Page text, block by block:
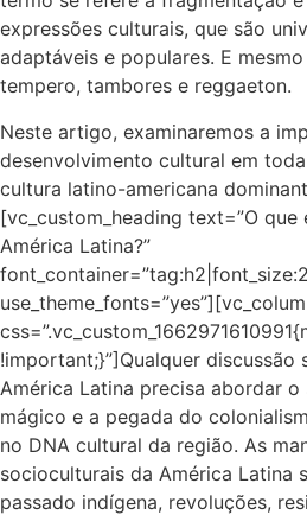
expressões culturais, que são
adaptáveis e populares. E
tempero, tambores e reggaeton.
Neste artigo, examinaremos a
desenvolvimento cultural em
cultura latino-americana
[vc_custom_heading text=”O
América Latina?”
!important;}”]Qualquer discussão
América Latina precisa abordar
mágico e a pegada do
no DNA cultural da região. As
socioculturais da América Latina
passado indígena, revoluções,